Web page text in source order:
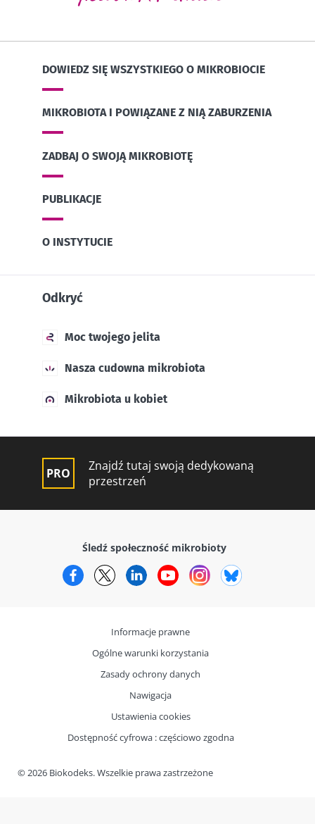
DOWIEDZ SIĘ WSZYSTKIEGO O MIKROBIOCIE
MIKROBIOTA I POWIĄZANE Z NIĄ ZABURZENIA
ZADBAJ O SWOJĄ MIKROBIOTĘ
PUBLIKACJE
O INSTYTUCIE
Odkryć
Moc twojego jelita
Nasza cudowna mikrobiota
Mikrobiota u kobiet
Znajdź tutaj swoją dedykowaną
przestrzeń
Śledź społeczność mikrobioty
FacebookTwitterLinkedInYouTubeInstagram
© 2026 Biokodeks. Wszelkie prawa zastrzeżone
Informacje prawne
Ogólne warunki korzystania
Zasady ochrony danych
Nawigacja
Ustawienia cookies
Dostępność cyfrowa : częściowo zgodna